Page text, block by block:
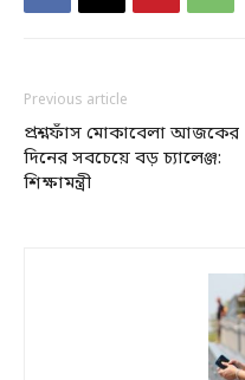
Previous article
প্রশ্নফাঁস মোকাবেলা আজকের
দিনের সবচেয়ে বড় চ্যালেঞ্জ:
শিক্ষামন্ত্রী